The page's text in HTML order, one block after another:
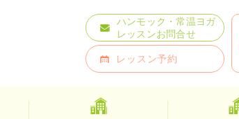
ハンモック・常温ヨガ
レッスンお問合せ
レッスン予約